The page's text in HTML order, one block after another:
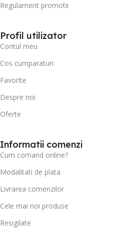
Regulament promotii
Profil utilizator
Contul meu
Cos cumparaturi
Favorite
Despre noi
Oferte
Informatii comenzi
Cum comand online?
Modalitati de plata
Livrarea comenzilor
Cele mai noi produse
Resigilate